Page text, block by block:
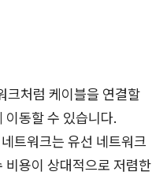
크처럼 케이블을 연결할
이동할 수 있습니다.
트워크는 유선 네트워크
비용이 상대적으로 저렴한